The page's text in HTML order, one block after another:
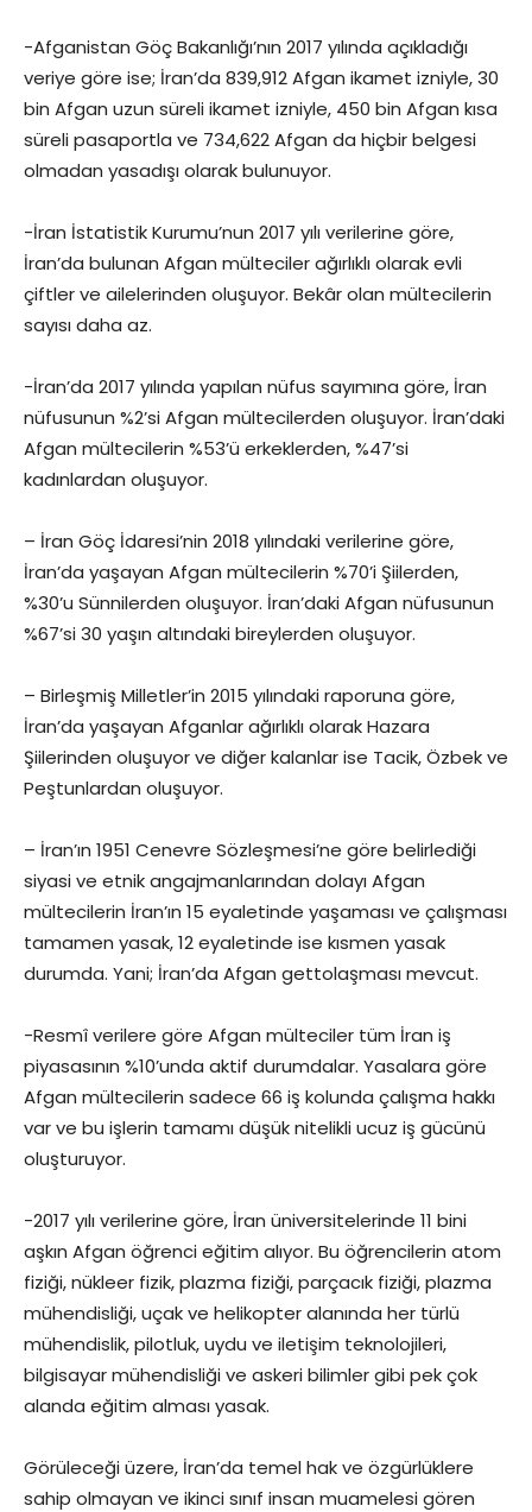
-Afganistan Göç Bakanlığı’nın 2017 yılında açıkladığı
veriye göre ise; İran’da 839,912 Afgan ikamet izniyle, 30
bin Afgan uzun süreli ikamet izniyle, 450 bin Afgan kısa
süreli pasaportla ve 734,622 Afgan da hiçbir belgesi
olmadan yasadışı olarak bulunuyor.
-İran İstatistik Kurumu’nun 2017 yılı verilerine göre,
İran’da bulunan Afgan mülteciler ağırlıklı olarak evli
çiftler ve ailelerinden oluşuyor. Bekâr olan mültecilerin
sayısı daha az.
-İran’da 2017 yılında yapılan nüfus sayımına göre, İran
nüfusunun %2’si Afgan mültecilerden oluşuyor. İran’daki
Afgan mültecilerin %53’ü erkeklerden, %47’si
kadınlardan oluşuyor.
– İran Göç İdaresi’nin 2018 yılındaki verilerine göre,
İran’da yaşayan Afgan mültecilerin %70’i Şiilerden,
%30’u Sünnilerden oluşuyor. İran’daki Afgan nüfusunun
%67’si 30 yaşın altındaki bireylerden oluşuyor.
– Birleşmiş Milletler’in 2015 yılındaki raporuna göre,
İran’da yaşayan Afganlar ağırlıklı olarak Hazara
Şiilerinden oluşuyor ve diğer kalanlar ise Tacik, Özbek ve
Peştunlardan oluşuyor.
– İran’ın 1951 Cenevre Sözleşmesi’ne göre belirlediği
siyasi ve etnik angajmanlarından dolayı Afgan
mültecilerin İran’ın 15 eyaletinde yaşaması ve çalışması
tamamen yasak, 12 eyaletinde ise kısmen yasak
durumda. Yani; İran’da Afgan gettolaşması mevcut.
-Resmî verilere göre Afgan mülteciler tüm İran iş
piyasasının %10’unda aktif durumdalar. Yasalara göre
Afgan mültecilerin sadece 66 iş kolunda çalışma hakkı
var ve bu işlerin tamamı düşük nitelikli ucuz iş gücünü
oluşturuyor.
-2017 yılı verilerine göre, İran üniversitelerinde 11 bini
aşkın Afgan öğrenci eğitim alıyor. Bu öğrencilerin atom
fiziği, nükleer fizik, plazma fiziği, parçacık fiziği, plazma
mühendisliği, uçak ve helikopter alanında her türlü
mühendislik, pilotluk, uydu ve iletişim teknolojileri,
bilgisayar mühendisliği ve askeri bilimler gibi pek çok
alanda eğitim alması yasak.
Görüleceği üzere, İran’da temel hak ve özgürlüklere
sahip olmayan ve ikinci sınıf insan muamelesi gören